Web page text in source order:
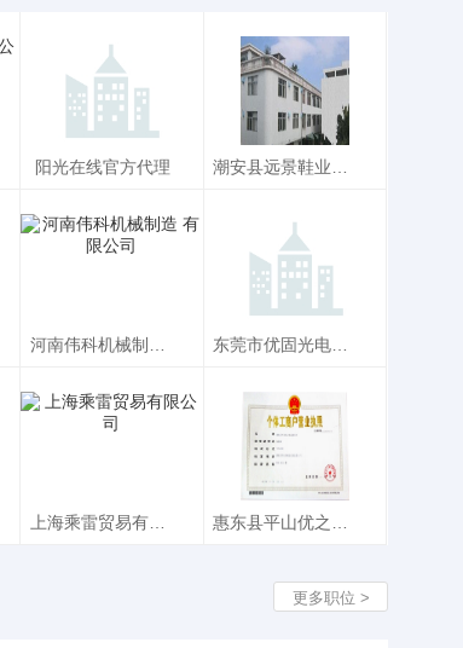
阳光在线官方代理
阳光在线官方代理
潮安县远景鞋业有
限公司
招聘文员9
河南伟科机械制造
东莞市优固光电科
技有限公司优固光
电
招聘文员12
招聘文员6
上海乘雷贸易有限公司
惠东县平山优之童
更多职位 >